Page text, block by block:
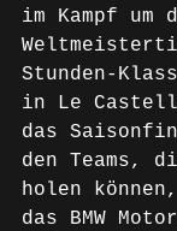
im Kampf um
Stunden-
in Le
das
den Teams,
holen
das BMW